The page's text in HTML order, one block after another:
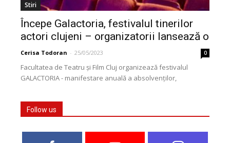
Stiri
Începe Galactoria, festivalul tinerilor
actori clujeni – organizatorii lansează o
cerere...
Cerisa Todoran - 25/05/2023 0
Facultatea de Teatru și Film Cluj organizează festivalul
GALACTORIA - manifestare anuală a absolvenților,
Follow us